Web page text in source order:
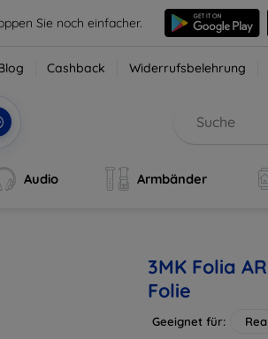
Sie noch einfacher.
Cashback Widerrufsbelehrung
Audio Armbänder
3MK Folia
Folie
Geeignet für: